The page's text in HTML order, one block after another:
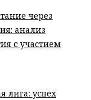
через
анализ
с участием
лига: успех